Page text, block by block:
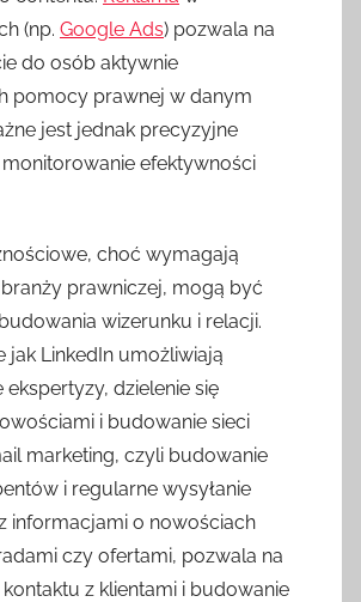
(np. Google Ads) pozwala na
do osób aktywnie
pomocy prawnej w danym
jest jednak precyzyjne
efektywności
choć wymagają
prawniczej, mogą być
wizerunku i relacji.
jak LinkedIn umożliwiają
ekspertyzy, dzielenie się
i budowanie sieci
marketing, czyli budowanie
i regularne wysyłanie
informacjami o nowościach
czy ofertami, pozwala na
z klientami i budowanie